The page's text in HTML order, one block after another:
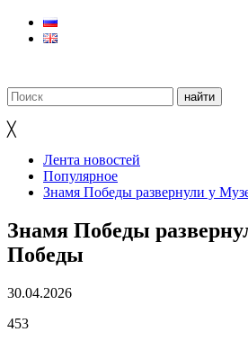
╳
Лента новостей
Популярное
Знамя Победы развернули у
Знамя Победы
Победы
30.04.2026
453